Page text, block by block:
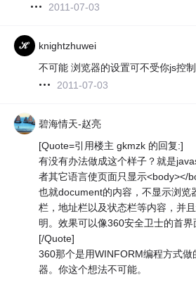
2011-07-03
knightzhuwei
不可能 浏览器的设置可不受你js控制
2011-07-03
碧海情天-赵亮
[Quote=引用楼主 gkmzk 的回复:]
有没有办法做成这个样子？就是
者其它语言使页面只显示<body></
也就document的内容，不显示浏览
栏，地址栏以及状态栏等内容，并
明。效果可以像360安全卫士的首界
[/Quote]
360那个是用WINFORM编程方式做
器。你这个想法不可能。